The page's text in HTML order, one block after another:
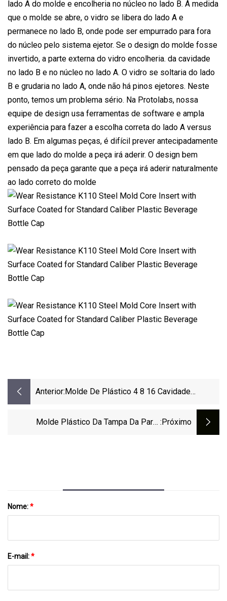
lado A do molde e encolheria no núcleo no lado B. À medida
que o molde se abre, o vidro se libera do lado A e
permanece no lado B, onde pode ser empurrado para fora
do núcleo pelo sistema ejetor. Se o design do molde fosse
invertido, a parte externa do vidro encolheria. da cavidade
no lado B e no núcleo no lado A. O vidro se soltaria do lado
B e grudaria no lado A, onde não há pinos ejetores. Neste
ponto, temos um problema sério. Na Protolabs, nossa
equipe de design usa ferramentas de software e ampla
experiência para fazer a escolha correta do lado A versus
lado B. Em algumas peças, é difícil prever antecipadamente
em que lado do molde a peça irá aderir. O design bem
pensado da peça garante que a peça irá aderir naturalmente
ao lado correto do molde
Anterior: Molde De Plástico 4 8 16 Cavidade
Produtos De Plástico Personalizados
Molde Plástico Da Tampa Da Parte :próximo
Nome:*
E-mail:*